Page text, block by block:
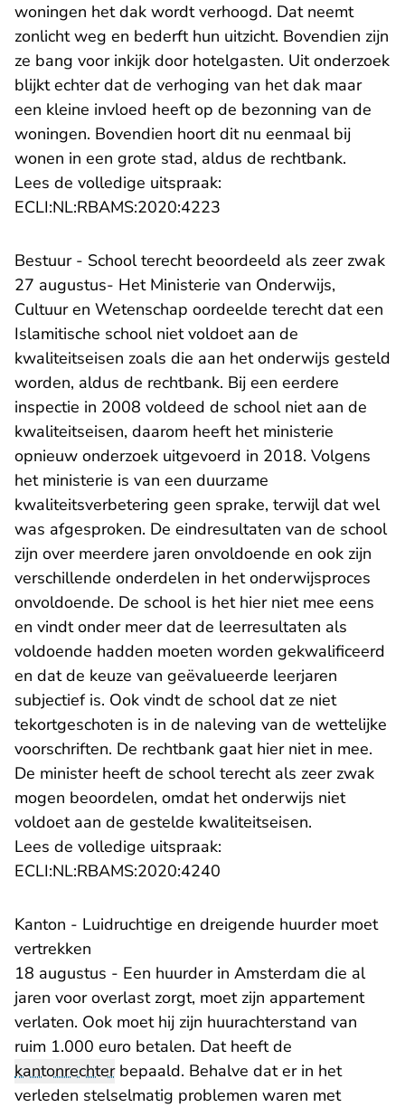
woningen het dak wordt verhoogd. Dat neemt
zonlicht weg en bederft hun uitzicht. Bovendien zijn
ze bang voor inkijk door hotelgasten. Uit onderzoek
blijkt echter dat de verhoging van het dak maar
een kleine invloed heeft op de bezonning van de
woningen. Bovendien hoort dit nu eenmaal bij
wonen in een grote stad, aldus de rechtbank.
Lees de volledige uitspraak:
ECLI:NL:RBAMS:2020:4223
Bestuur - School terecht beoordeeld als zeer zwak
27 augustus- Het Ministerie van Onderwijs,
Cultuur en Wetenschap oordeelde terecht dat een
Islamitische school niet voldoet aan de
kwaliteitseisen zoals die aan het onderwijs gesteld
worden, aldus de rechtbank. Bij een eerdere
inspectie in 2008 voldeed de school niet aan de
kwaliteitseisen, daarom heeft het ministerie
opnieuw onderzoek uitgevoerd in 2018. Volgens
het ministerie is van een duurzame
kwaliteitsverbetering geen sprake, terwijl dat wel
was afgesproken. De eindresultaten van de school
zijn over meerdere jaren onvoldoende en ook zijn
verschillende onderdelen in het onderwijsproces
onvoldoende. De school is het hier niet mee eens
en vindt onder meer dat de leerresultaten als
voldoende hadden moeten worden gekwalificeerd
en dat de keuze van geëvalueerde leerjaren
subjectief is. Ook vindt de school dat ze niet
tekortgeschoten is in de naleving van de wettelijke
voorschriften. De rechtbank gaat hier niet in mee.
De minister heeft de school terecht als zeer zwak
mogen beoordelen, omdat het onderwijs niet
voldoet aan de gestelde kwaliteitseisen.
Lees de volledige uitspraak:
ECLI:NL:RBAMS:2020:4240
Kanton - Luidruchtige en dreigende huurder moet
vertrekken
18 augustus - Een huurder in Amsterdam die al
jaren voor overlast zorgt, moet zijn appartement
verlaten. Ook moet hij zijn huurachterstand van
ruim 1.000 euro betalen. Dat heeft de
kantonrechterbepaald. Behalve dat er in het
verleden stelselmatig problemen waren met